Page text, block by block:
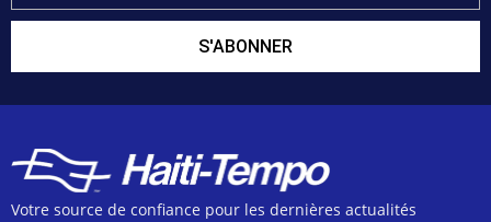
S'ABONNER
Votre source de confiance pour les dernières actualités